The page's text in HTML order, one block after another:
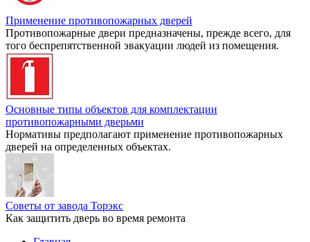
Применение противопожарных дверей
Противопожарные двери предназначены, прежде всего, для
того беспрепятственной эвакуации людей из помещения.
Основные типы объектов для комплектации
противопожарными дверьми
Нормативы предполагают применение противопожарных
дверей на определенных объектах.
Советы от завода Торэкс
Как защитить дверь во время ремонта